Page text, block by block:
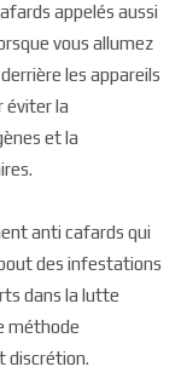
appelés aussi
vous allumez
les appareils
éviter la
et la
anti cafards qui
des infestations
dans la lutte
méthode
discrétion.